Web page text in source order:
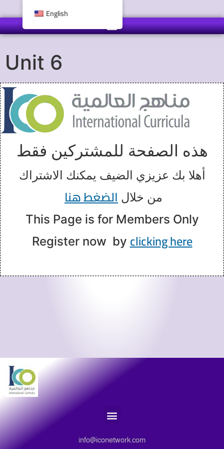
Unit 6
هذه الصفحة للمشتركين فقط
أهلا بك عزيزي الضيف يمكنك الاشتراك
من خلال الضغط هنا
This Page is for Members Only
Register now by clicking here
info@iconetwork.com
English